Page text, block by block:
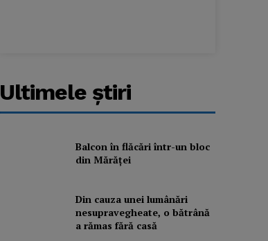
Ultimele ştiri
Balcon în flăcări într-un bloc
din Mărăţei
Din cauza unei lumânări
nesupravegheate, o bătrână
a rămas fără casă